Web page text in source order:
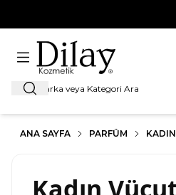
Ara
ANA SAYFA PARFÜM